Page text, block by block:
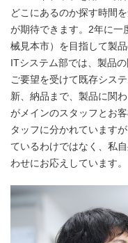
どこにあるのか探す時間
が期待できます。2年に一
械見本市）を目指して製
ITシステム部では、製品
ご要望を受けて既存シス
新、納品まで、製品に関
がメインのスタッフとお
タッフに分かれています
ているわけではなく、私
わせにお応えしています。